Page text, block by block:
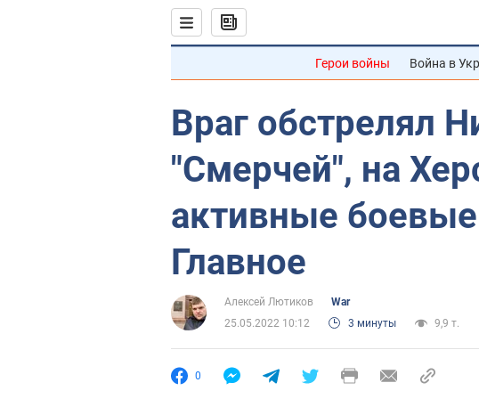
Герои войны Война в
Враг обстрелял
"Смерчей", на
активные
Главное
Алексей Лютиков
War
25.05.2022 10:12
3 минуты 9,9 т.
0